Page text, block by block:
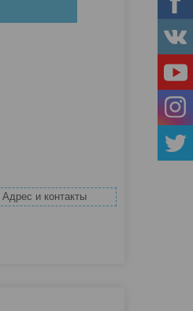
Адрес и контакты